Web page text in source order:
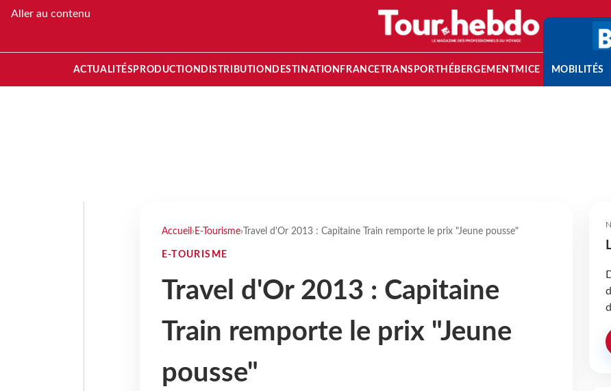
Aller au contenu
ACTUALITÉS PRODUCTION DISTRIBUTION DESTINATION FRANCETRANSPORT HÉBERGEMENTMICE MOBILITÉS
Accueil › E-Tourisme› Travel d'Or 2013 : Capitaine Train remporte le prix "Jeune pousse"
E-TOURISME
Travel d'Or 2013 : Capitaine
Train remporte le prix "Jeune
pousse"